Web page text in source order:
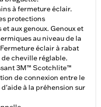
à fermeture éclair.
protections
aux genoux. Genoux et
au niveau de la
éclair à rabat
de cheville réglable.
3M™ Scotchlite™
de connexion entre le
à la préhension sur